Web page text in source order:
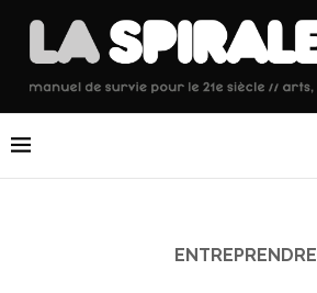
ENTREPRENDRE